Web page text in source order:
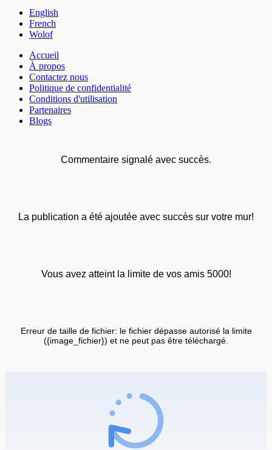
English
French
Wolof
Accueil
À propos
Contactez nous
Politique de confidentialité
Conditions d'utilisation
Partenaires
Blogs
Commentaire signalé avec succès.
La publication a été ajoutée avec succès sur votre mur!
Vous avez atteint la limite de vos amis 5000!
Erreur de taille de fichier: le fichier dépasse autorisé la limite
({image_fichier}) et ne peut pas être téléchargé.